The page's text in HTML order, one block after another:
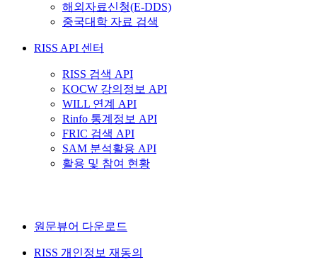
해외자료신청(E-DDS)
중국대학 자료 검색
RISS API 센터
RISS 검색 API
KOCW 강의정보 API
WILL 연계 API
Rinfo 통계정보 API
FRIC 검색 API
SAM 분석활용 API
활용 및 참여 현황
원문뷰어 다운로드
RISS 개인정보 재동의